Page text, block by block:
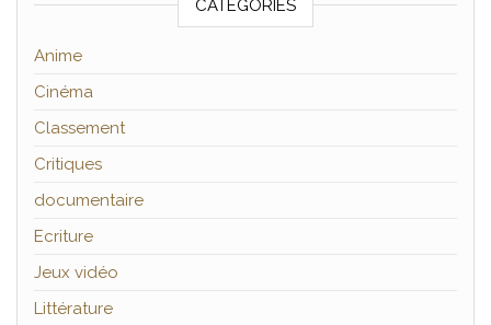
CATÉGORIES
Anime
Cinéma
Classement
Critiques
documentaire
Ecriture
Jeux vidéo
Littérature